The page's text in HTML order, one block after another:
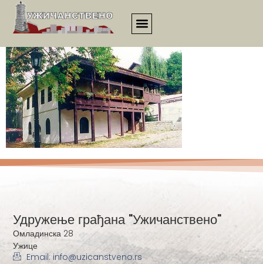
3058
Удружење грађана "Ужичанствено"
Омладинска 28
Ужице
Email: info@uzicanstveno.rs